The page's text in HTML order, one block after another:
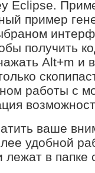
Eclipse.
пример
получить
Alt+m и
работы с
ваше
удобной
лежат в